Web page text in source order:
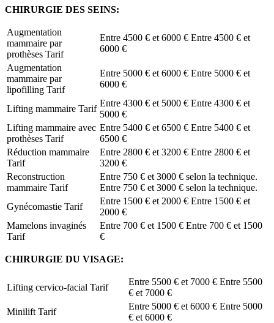
CHIRURGIE DES SEINS:
Augmentation
mammaire par
prothèses Tarif
Entre 4500 € et 6000 € Entre 4500 € et
6000 €
Augmentation
mammaire par
lipofilling Tarif
Entre 5000 € et 6000 € Entre 5000 € et
6000 €
Lifting mammaire Tarif
Entre 4300 € et 5000 € Entre 4300 € et
5000 €
Lifting mammaire avec
prothèses Tarif
Entre 5400 € et 6500 € Entre 5400 € et
6500 €
Réduction mammaire
Tarif
Entre 2800 € et 3200 € Entre 2800 € et
3200 €
Reconstruction
mammaire Tarif
Entre 750 € et 3000 € selon la technique.
Entre 750 € et 3000 € selon la technique.
Gynécomastie Tarif
Entre 1500 € et 2000 € Entre 1500 € et
2000 €
Mamelons invaginés
Tarif
Entre 700 € et 1500 € Entre 700 € et 1500
€
CHIRURGIE DU VISAGE:
Lifting cervico-facial Tarif
Entre 5500 € et 7000 € Entre 5500
€ et 7000 €
Minilift Tarif
Entre 5000 € et 6000 € Entre 5000
€ et 6000 €